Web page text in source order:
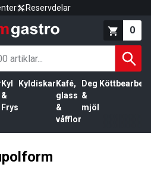
Reservdelar
0
Kyl
&
Frys
Kyldiskar Kafé,
glass
&
våfflor
Deg
&
mjöl